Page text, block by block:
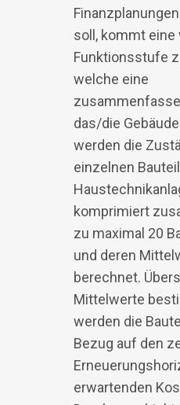
soll, kommt
Funktionsstufe
welche eine
das/die
werden die
einzelnen
komprimiert
zu maximal 20
und deren
berechnet.
Mittelwerte
werden die
Bezug auf den
erwartenden